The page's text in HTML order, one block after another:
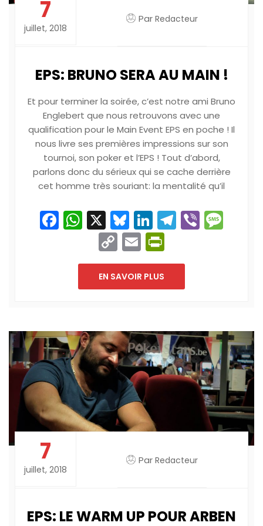
7
juillet, 2018
Par Redacteur
EPS: BRUNO SERA AU MAIN !
Et pour terminer la soirée, c’est notre ami Bruno
Englebert que nous retrouvons avec une
qualification pour le Main Event EPS en poche ! Il
nous livre ses premières impressions sur son
tournoi, son poker et l’EPS ! Tout d’abord,
parlons donc du sérieux qui se cache derrière
cet homme très souriant: la mentalité qu’il
Facebook
WhatsApp
X Bluesky
LinkedIn
Telegram
Viber
Copy
Link
Email
EN SAVOIR PLUS
7
juillet, 2018
Par Redacteur
EPS: LE WARM UP POUR ARBEN